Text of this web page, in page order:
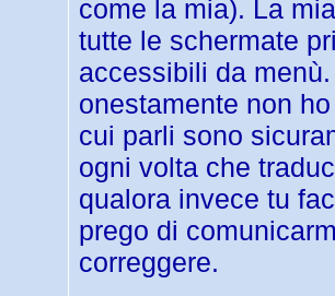
come la mia). La
tutte le schermate
accessibili da
onestamente non
cui parli sono
ogni volta che
qualora invece tu
prego di
correggere.